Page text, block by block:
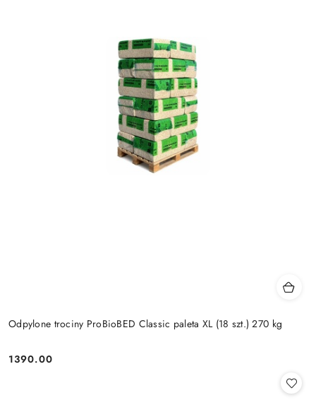
Odpylone trociny ProBioBED Classic paleta XL (18 szt.) 270 kg
Cena:
1390.00